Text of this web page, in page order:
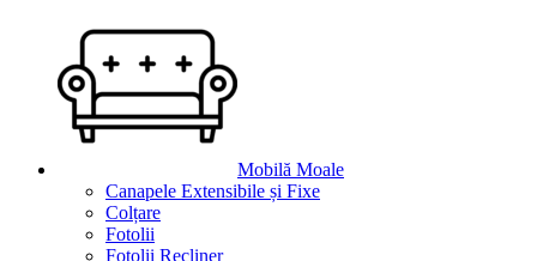
Mobilă Moale
Canapele Extensibile și Fixe
Colțare
Fotolii
Fotolii Recliner